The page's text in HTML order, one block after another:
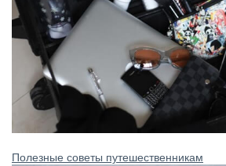
Полезные советы путешественникам